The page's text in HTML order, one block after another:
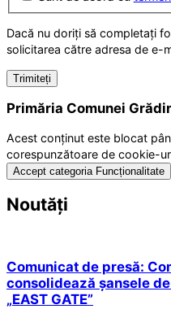
Dacă nu doriți să completați
solicitarea către adresa de e-
Primăria Comunei
Acest conținut este blocat
corespunzătoare de cookie-
Accept categoria Funcționalitate
Noutăți
Comunicat de presă:
consolidează șansele
„EAST GATE”